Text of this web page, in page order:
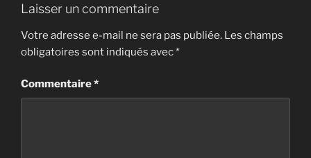
Laisser un commentaire
Votre adresse e-mail ne sera pas publiée. Les champs
obligatoires sont indiqués avec*
Commentaire*